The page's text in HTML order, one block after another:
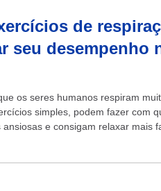
de
seu desempenho
os seres humanos respiram
simples, podem fazer com
e consigam relaxar mais